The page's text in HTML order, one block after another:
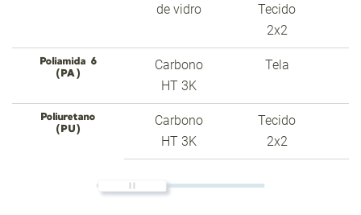
de vidro
Tecido
2x2
Poliamida 6
(PA)
Carbono
HT 3K
Tela
Poliuretano
(PU)
Carbono
HT 3K
Tecido
2x2